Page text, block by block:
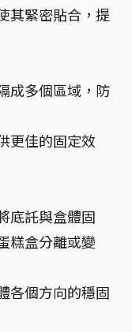
其緊密貼合，提
成多個區域，防
更佳的固定效
底託與盒體固
糕盒分離或變
各個方向的穩固